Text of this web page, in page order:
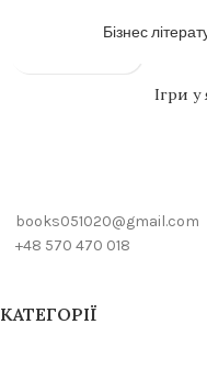
Бізнес
Ігри
books051020@gmail.com
+48 570 470 018
КАТЕГОРІЇ